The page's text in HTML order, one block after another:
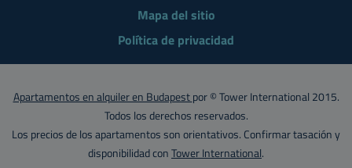
Mapa del sitio
Política de privacidad
Apartamentos en alquiler en Budapestpor © Tower International 2015.
Todos los derechos reservados.
Los precios de los apartamentos son orientativos. Confirmar tasación y
disponibilidad conTower International.